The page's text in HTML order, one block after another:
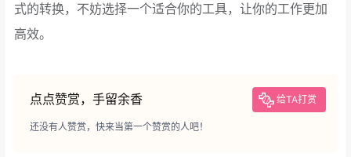
式的转换，不妨选择一个适合你的工具，让你的工作更加
高效。
点点赞赏，手留余香 给TA打赏
还没有人赞赏，快来当第一个赞赏的人吧！